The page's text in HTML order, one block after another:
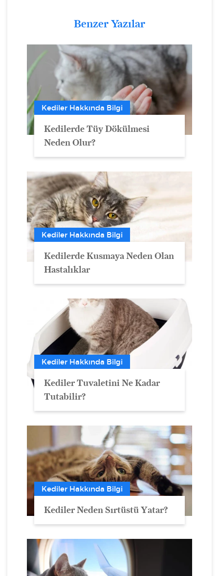
Benzer Yazılar
Kediler Hakkında Bilgi
Kedilerde Tüy Dökülmesi
Neden Olur?
Kediler Hakkında Bilgi
Kedilerde Kusmaya Neden Olan
Hastalıklar
Kediler Hakkında Bilgi
Kediler Tuvaletini Ne Kadar
Tutabilir?
Kediler Hakkında Bilgi
Kediler Neden Sırtüstü Yatar?